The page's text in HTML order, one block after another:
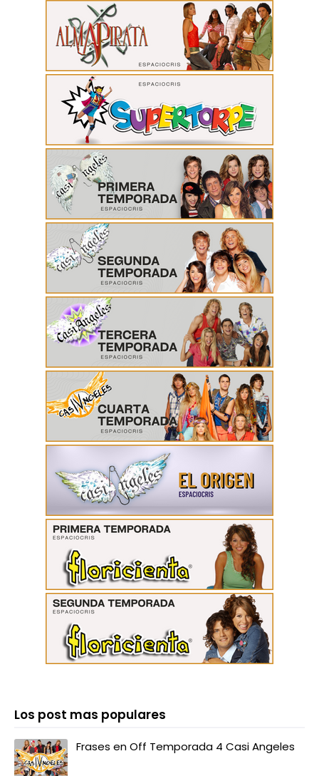
Los post mas populares
Frases en Off Temporada 4 Casi Angeles